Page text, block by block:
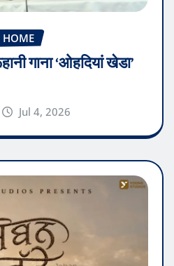
HOME
गाना ‘ओहदियां खेडा’
Jul 4, 2026